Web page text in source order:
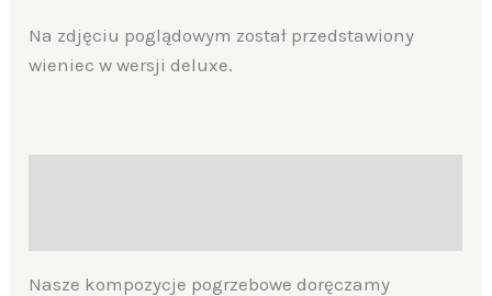
Na zdjęciu poglądowym został przedstawiony
wieniec w wersji deluxe.
Nasze kompozycje pogrzebowe doręczamy